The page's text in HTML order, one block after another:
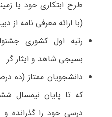
طرح ابتکاری خود یا
(با ارائه معرفی نامه از
رتبه اول کشوری
بسیجی شاهد و ایثار گر
دانشجویان ممتاز (ده
که تا پایان نیمسال
درسی خود را گذرانده